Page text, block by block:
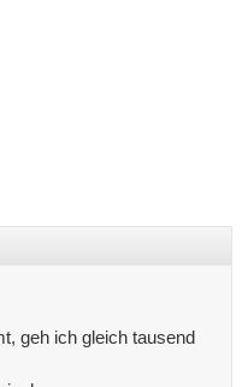
geh ich gleich tausend